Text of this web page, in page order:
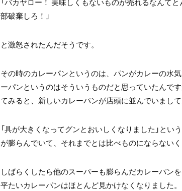
部破棄しろ！」
と激怒されたんだそうです。
その時のカレーパンというのは、パンがカレーの水
ーパンというのはそういうものだと思っていたんで
てみると、新しいカレーパンが店頭に並んでいまして
「具が大きくなってグンとおいしくなりました」と
が膨らんでいて、それまでとは比べものにならないく
しばらくしたら他のスーパーも膨らんだカレーパン
平たいカレーパンはほとんど見かけなくなりました。